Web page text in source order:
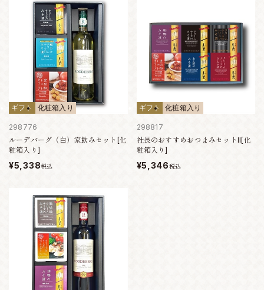
ギフト 化粧箱入り
298776
ルーデバーグ（白）家飲みセット[化
粧箱入り]
¥5,338税込
ギフト 化粧箱入り
298817
社長のおすすめおつまみセットII[化
粧箱入り]
¥5,346税込